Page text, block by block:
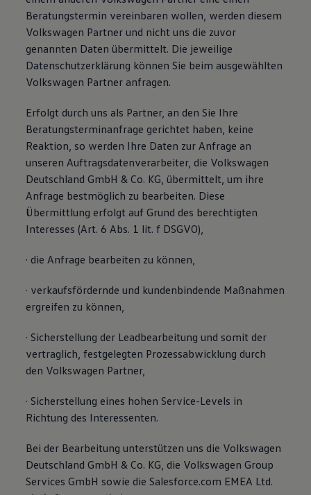
Beratungstermin vereinbaren wollen, werden diesem
Volkswagen Partner und nicht uns die zuvor
genannten Daten übermittelt. Die jeweilige
Datenschutzerklärung können Sie beim ausgewählten
Volkswagen Partner anfragen.
Erfolgt durch uns als Partner, an den Sie Ihre
Beratungsterminanfrage gerichtet haben, keine
Reaktion, so werden Ihre Daten zur Anfrage an
unseren Auftragsdatenverarbeiter, die Volkswagen
Deutschland GmbH & Co. KG, übermittelt, um ihre
Anfrage bestmöglich zu bearbeiten. Diese
Übermittlung erfolgt auf Grund des berechtigten
Interesses (Art. 6 Abs. 1 lit. f DSGVO),
· die Anfrage bearbeiten zu können,
· verkaufsfördernde und kundenbindende Maßnahmen
ergreifen zu können,
· Sicherstellung der Leadbearbeitung und somit der
vertraglich, festgelegten Prozessabwicklung durch
den Volkswagen Partner,
· Sicherstellung eines hohen Service-Levels in
Richtung des Interessenten.
Bei der Bearbeitung unterstützen uns die Volkswagen
Deutschland GmbH & Co. KG, die Volkswagen Group
Services GmbH sowie die Salesforce.com EMEA Ltd.